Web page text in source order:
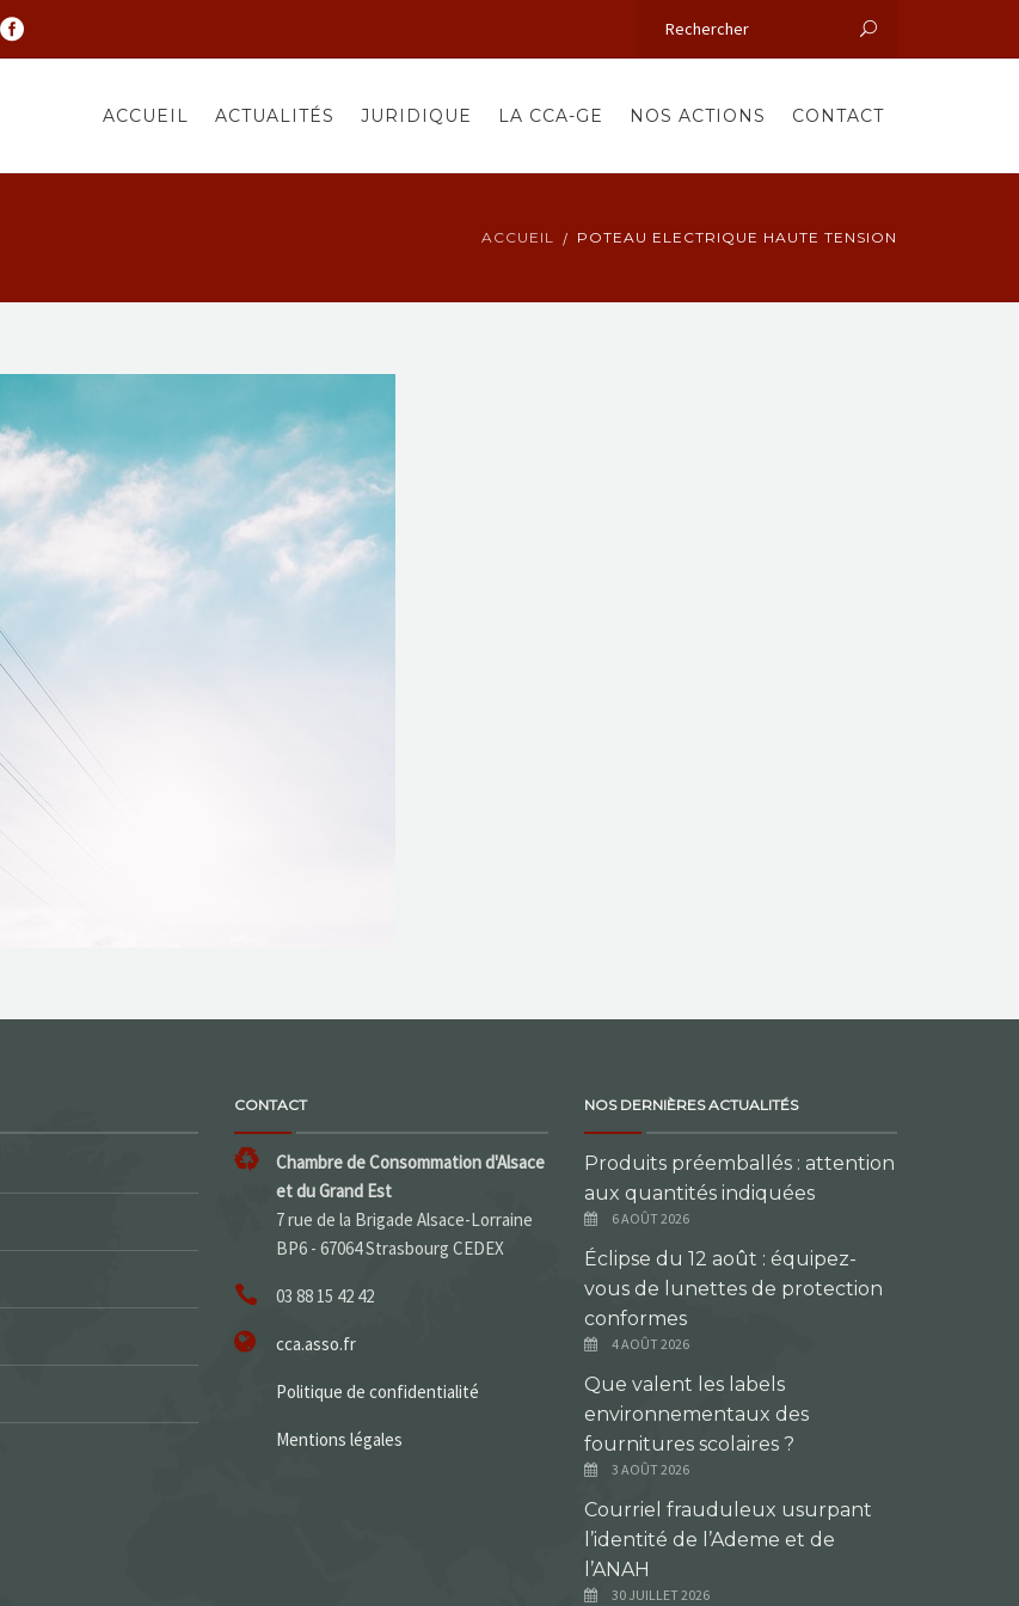
ACCUEIL ACTUALITÉS JURIDIQUE LA CCA-GE NOS ACTIONS CONTACT
ACCUEIL POTEAU ELECTRIQUE HAUTE TENSION
CONTACT
Chambre de Consommation d'Alsace
et du Grand Est
7 rue de la Brigade Alsace-Lorraine
BP6 - 67064 Strasbourg CEDEX
03 88 15 42 42
cca.asso.fr
Politique de confidentialité
Mentions légales
NOS DERNIÈRES ACTUALITÉS
Produits préemballés : attention
aux quantités indiquées
6 AOÛT 2026
Éclipse du 12 août : équipez-
vous de lunettes de protection
conformes
4 AOÛT 2026
Que valent les labels
environnementaux des
fournitures scolaires ?
3 AOÛT 2026
Courriel frauduleux usurpant
l’identité de l’Ademe et de
l’ANAH
30 JUILLET 2026